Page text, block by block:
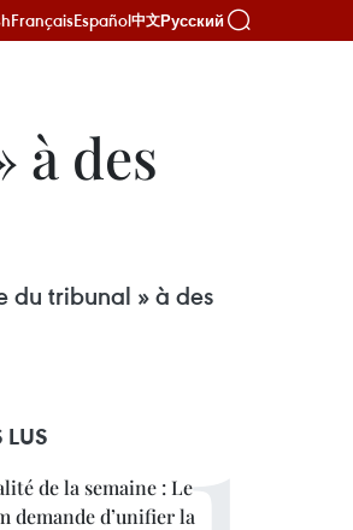
FrançaisEspañol中文Русский
à des
du tribunal » à des
LUS
de la semaine : Le
demande d’unifier la